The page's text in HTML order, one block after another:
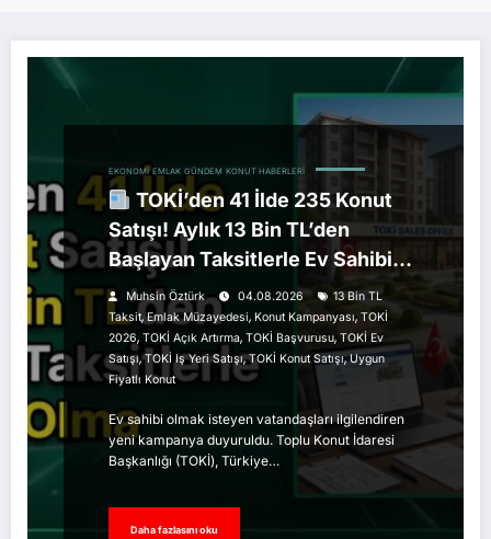
EKONOMI EMLAK GÜNDEM KONUT HABERLERI
TOKİ’den 41 İlde 235 Konut
Satışı! Aylık 13 Bin TL’den
Başlayan Taksitlerle Ev Sahibi
Olma Fırsatı
Muhsin Öztürk 04.08.2026
13 Bin TL
Taksit,Emlak Müzayedesi, Konut Kampanyası, TOKİ
2026, TOKİ Açık Artırma, TOKİ Başvurusu, TOKİ Ev
Satışı,TOKİ Iş Yeri Satışı,TOKİ Konut Satışı,Uygun
Fiyatlı Konut
Ev sahibi olmak isteyen vatandaşları ilgilendiren
yeni kampanya duyuruldu. Toplu Konut İdaresi
Başkanlığı (TOKİ), Türkiye…
Daha fazlasını oku